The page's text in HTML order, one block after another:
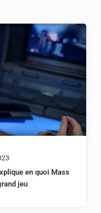
en quoi Mass
jeu